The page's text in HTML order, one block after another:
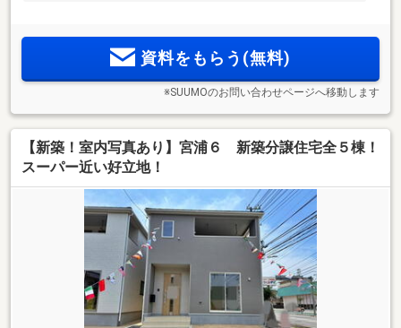
資料をもらう(無料)
※SUUMOのお問い合わせページへ移動します
【新築！室内写真あり】宮浦６ 新築分譲住宅全５棟！
スーパー近い好立地！